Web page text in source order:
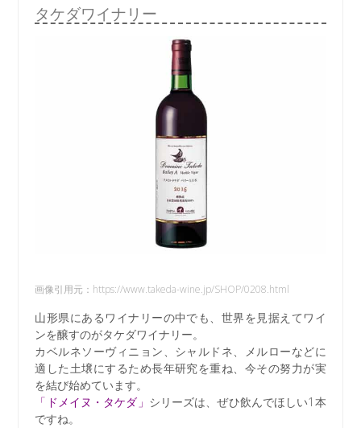
タケダワイナリー
画像引用元：https://www.takeda-wine.jp/SHOP/0208.html
山形県にあるワイナリーの中でも、世界を見据えてワイ
ンを醸すのがタケダワイナリー。
カベルネソーヴィニョン、シャルドネ、メルローなどに
適した土壌にするため長年研究を重ね、今その努力が実
を結び始めています。
「ドメイヌ・タケダ」 シリーズは、ぜひ飲んでほしい1本
ですね。